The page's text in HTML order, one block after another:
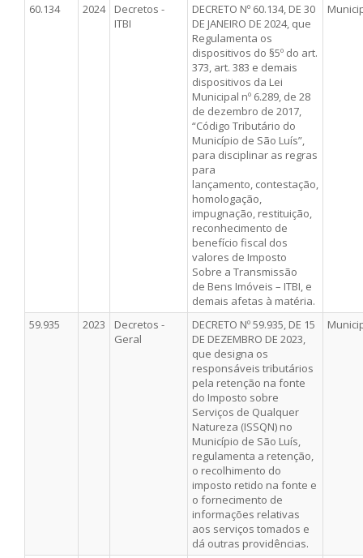
60.134 2024
Decretos -
ITBI
DECRETO Nº 60.134, DE 30
DE JANEIRO DE 2024, que
Regulamenta os
dispositivos do §5º do art.
373, art. 383 e demais
dispositivos da Lei
Municipal nº 6.289, de 28
de dezembro de 2017,
“Código Tributário do
Município de São Luís”,
para disciplinar as regras
para
lançamento, contestação,
homologação,
impugnação, restituição,
reconhecimento de
benefício fiscal dos
valores de Imposto
Sobre a Transmissão
de Bens Imóveis – ITBI, e
demais afetas à matéria.
59.935 2023
Decretos -
Geral
DECRETO Nº 59.935, DE 15
DE DEZEMBRO DE 2023,
que designa os
responsáveis tributários
pela retenção na fonte
do Imposto sobre
Serviços de Qualquer
Natureza (ISSQN) no
Município de São Luís,
regulamenta a retenção,
o recolhimento do
imposto retido na fonte e
o fornecimento de
informações relativas
aos serviços tomados e
dá outras providências.